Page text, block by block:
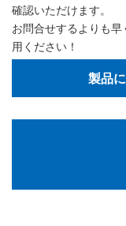
確認いただけます。
お問合せするよりも
用ください！
製品